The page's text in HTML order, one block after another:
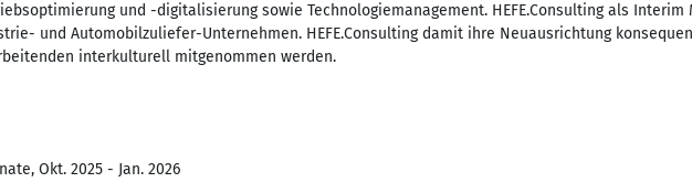
und -digitalisierung sowie Technologiemanagement. HEFE.Consulting als
und Automobilzuliefer-Unternehmen. HEFE.Consulting damit ihre Neuausrichtung
interkulturell mitgenommen werden.
Okt. 2025 - Jan. 2026